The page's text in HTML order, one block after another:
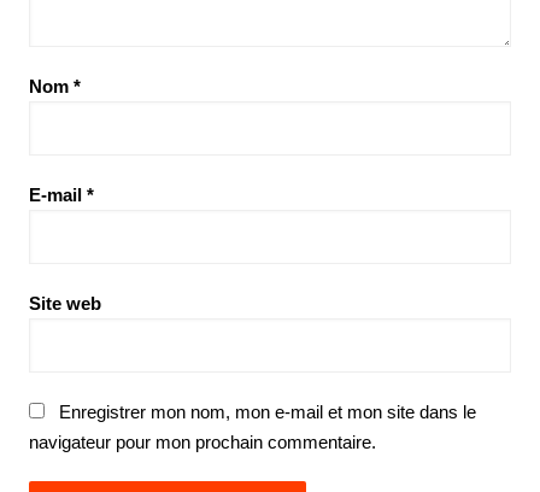
Nom *
E-mail *
Site web
Enregistrer mon nom, mon e-mail et mon site dans le
navigateur pour mon prochain commentaire.